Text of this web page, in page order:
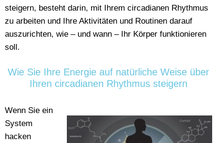
steigern, besteht darin, mit Ihrem circadianen Rhythmus
zu arbeiten und Ihre Aktivitäten und Routinen darauf
auszurichten, wie – und wann – Ihr Körper funktionieren
soll.
Wie Sie Ihre Energie auf natürliche Weise über
Ihren circadianen Rhythmus steigern
Wenn Sie ein
System
hacken